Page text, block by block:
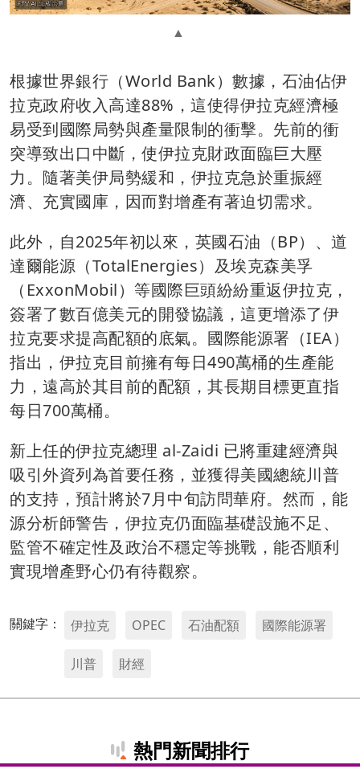
根據世界銀行（World Bank）數據，石油佔伊
拉克政府收入高達88%，這使得伊拉克經濟極
易受到國際局勢與產量限制的衝擊。先前的衝
突導致出口中斷，使伊拉克財政面臨巨大壓
力。隨著美伊局勢緩和，伊拉克急於重振經
濟、充實國庫，因而對增產有著迫切需求。
此外，自2025年初以來，英國石油（BP）、道
達爾能源（TotalEnergies）及埃克森美孚
（ExxonMobil）等國際巨頭紛紛重返伊拉克，
簽署了數百億美元的開發協議，這更增添了伊
拉克要求提高配額的底氣。國際能源署（IEA）
指出，伊拉克目前擁有每日490萬桶的生產能
力，遠高於其目前的配額，其長期目標更直指
每日700萬桶。
新上任的伊拉克總理 al-Zaidi 已將重建經濟與
吸引外資列為首要任務，並獲得美國總統川普
的支持，預計將於7月中旬訪問華府。然而，能
源分析師警告，伊拉克仍面臨基礎設施不足、
監管不確定性及政治不穩定等挑戰，能否順利
實現增產野心仍有待觀察。
關鍵字： 伊拉克 OPEC 石油配額 國際能源署
川普 財經
熱門新聞排行